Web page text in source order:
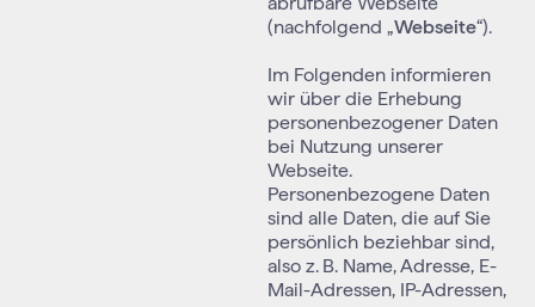
(nachfolgend „Webseite“).
Im Folgenden informieren
wir über die Erhebung
personenbezogener Daten
bei Nutzung unserer
Webseite.
Personenbezogene Daten
sind alle Daten, die auf Sie
persönlich beziehbar sind,
also z. B. Name, Adresse, E-
Mail-Adressen, IP-Adressen,